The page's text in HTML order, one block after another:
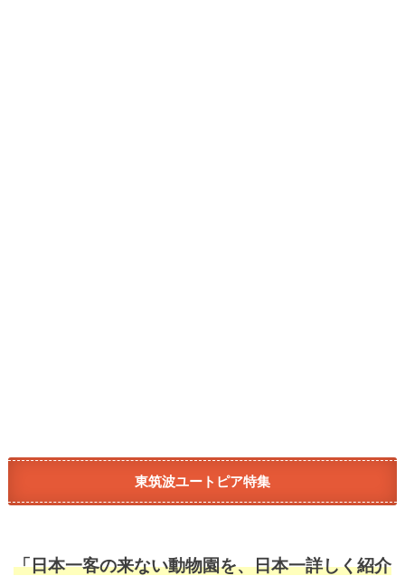
東筑波ユートピア特集
「日本一客の来ない動物園を、日本一詳しく紹介